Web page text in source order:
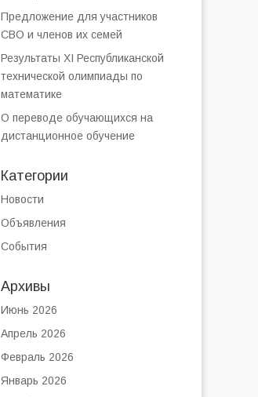
Предложение для участников
СВО и членов их семей
Результаты XI Республиканской
технической олимпиады по
математике
О переводе обучающихся на
дистанционное обучение
Категории
Новости
Объявления
События
Архивы
Июнь 2026
Апрель 2026
Февраль 2026
Январь 2026